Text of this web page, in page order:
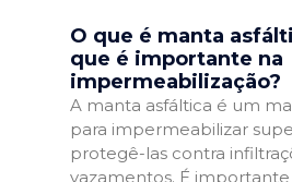
O que é manta
que é importante na
impermeabilização?
A manta asfáltica é um
para impermeabilizar
protegê-las contra
vazamentos. É importante